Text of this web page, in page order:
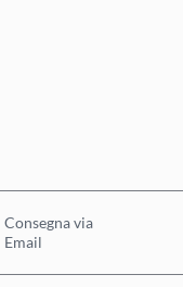
Consegna via
Email